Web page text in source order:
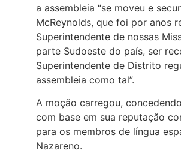
a assembleia “se moveu e
McReynolds, que foi por anos
Superintendente de nossas
parte Sudoeste do país, ser
Superintendente de Distrito
assembleia como tal”.
A moção carregou,
com base em sua reputação
para os membros de língua
Nazareno.